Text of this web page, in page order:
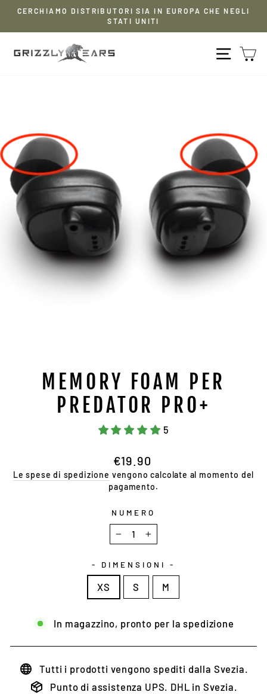
contenuto
Pausa
CERCHIAMO DISTRIBUTORI SIA IN EUROPA CHE NEGLI
STATI UNITI
MEMORY FOAM PER
PREDATOR PRO+
5
Prezzo
normale
€19.90
Le spese di spedizione vengono calcolate al momento del
pagamento.
NUMERO
− +
- DIMENSIONI -
XS S M
In magazzino, pronto per la spedizione
Tutti i prodotti vengono spediti dalla Svezia.
Punto di assistenza UPS. DHL in Svezia.